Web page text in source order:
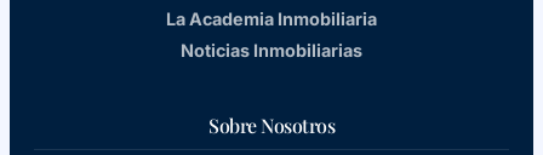
La Academia Inmobiliaria
Noticias Inmobiliarias
Sobre Nosotros